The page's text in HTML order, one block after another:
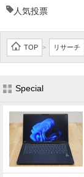
人気投票
TOP > リサーチ
Special